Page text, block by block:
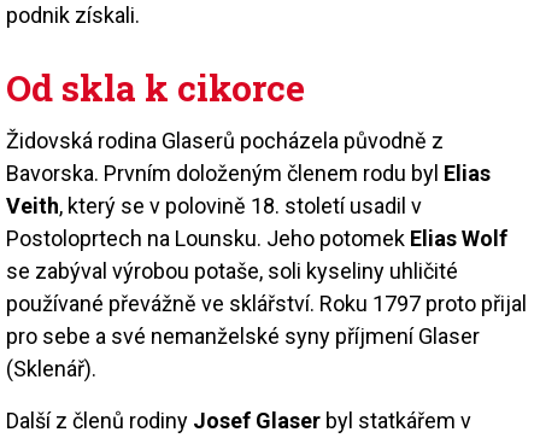
podnik získali.
Od skla k cikorce
Židovská rodina Glaserů pocházela původně z
Bavorska. Prvním doloženým členem rodu byl Elias
Veith, který se v polovině 18. století usadil v
Postoloprtech na Lounsku. Jeho potomek Elias Wolf
se zabýval výrobou potaše, soli kyseliny uhličité
používané převážně ve sklářství. Roku 1797 proto přijal
pro sebe a své nemanželské syny příjmení Glaser
(Sklenář).
Další z členů rodiny Josef Glaser byl statkářem v